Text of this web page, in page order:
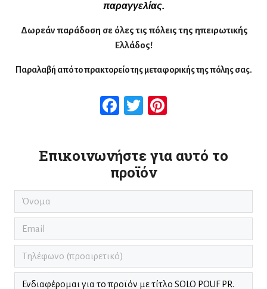
παραγγελίας.
Δωρεάν παράδοση σε όλες τις πόλεις της ηπειρωτικής
Ελλάδος!
Παραλαβή από το πρακτορείο της μεταφορικής της πόλης σας.
Facebook
Twitter
Επικοινωνήστε για αυτό το
προϊόν